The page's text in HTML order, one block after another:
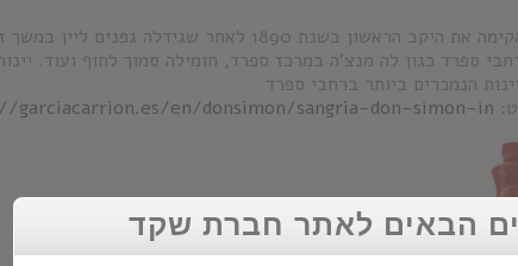
משפחת קריון הקימה את היקב הראשון בשנת 1890 לאחר
ספרד כגון לה מנצ'ה במרכז ספרד, חומילה סמוך לחוף ועוד.
הנמכרים ביותר ברחבי ספרד
garciacarrion.es/en/donsimon/sangria-don-simon-in
הבאים לאתר חברת שקד